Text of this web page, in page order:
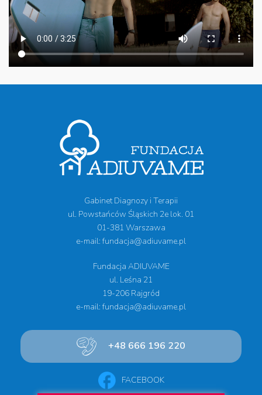
Gabinet Diagnozy i Terapii
ul. Powstańców Śląskich 2e lok. 01
01-381 Warszawa
e-mail: fundacja@adiuvame.pl
Fundacja ADIUVAME
ul. Leśna 21
19-206 Rajgród
e-mail: fundacja@adiuvame.pl
+48 666 196 220
FACEBOOK